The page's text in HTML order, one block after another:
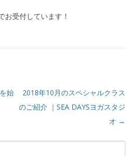
お受付しています！
始
2018年10月のスペシャルクラス
のご紹介 ｜SEA DAYSヨガスタジ
オ →